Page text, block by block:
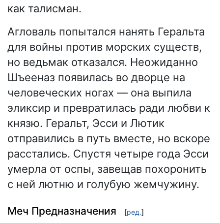
как талисман.
Агловаль попытался нанять Геральта
для войны против морских существ,
но ведьмак отказался. Неожиданно
Шъееназ появилась во дворце на
человеческих ногах — она выпила
эликсир и превратилась ради любви к
князю. Геральт, Эсси и Лютик
отправились в путь вместе, но вскоре
расстались. Спустя четыре года Эсси
умерла от оспы, завещав похоронить
с ней лютню и голубую жемчужину.
Меч Предназначения [ред.]